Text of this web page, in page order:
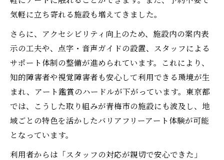
配慮
障がい者アートの多様な楽しみ方と具体例
気軽に立ち寄れる施設も増えてきました。
さらに、アクセシビリティ向上のため、施設内の案内表
示の工夫や、点字・音声ガイドの設置、スタッフによる
サポート体制の整備が進められています。これにより、
知的障害者や視覚障害者も安心して利用できる環境が生
まれ、アート鑑賞のハードルが下がっています。東京都
では、こうした取り組みが青梅市の施設にも波及し、地
域ごとの特色を活かしたバリアフリーアート体験が可能
となっています。
利用者からは「スタッフの対応が親切で安心できた」